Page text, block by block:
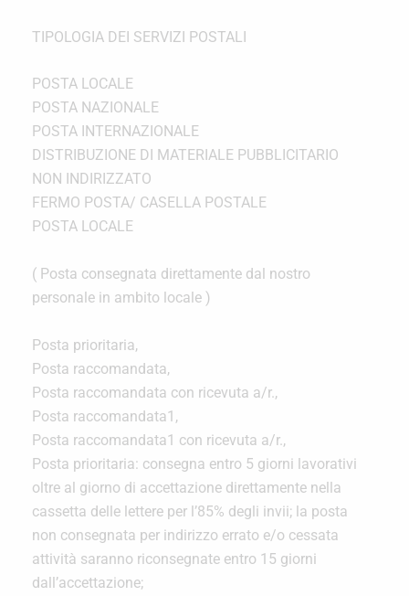
TIPOLOGIA DEI SERVIZI POSTALI
POSTA LOCALE
POSTA NAZIONALE
POSTA INTERNAZIONALE
DISTRIBUZIONE DI MATERIALE PUBBLICITARIO
NON INDIRIZZATO
FERMO POSTA/ CASELLA POSTALE
POSTA LOCALE
( Posta consegnata direttamente dal nostro
personale in ambito locale )
Posta prioritaria,
Posta raccomandata,
Posta raccomandata con ricevuta a/r.,
Posta raccomandata1,
Posta raccomandata1 con ricevuta a/r.,
Posta prioritaria: consegna entro 5 giorni lavorativi
oltre al giorno di accettazione direttamente nella
cassetta delle lettere per l’85% degli invii; la posta
non consegnata per indirizzo errato e/o cessata
attività saranno riconsegnate entro 15 giorni
dall’accettazione;